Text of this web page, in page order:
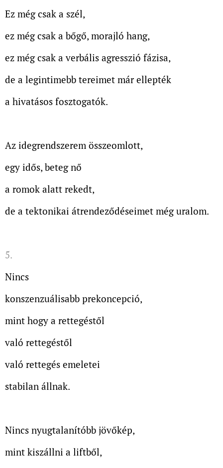
Ez még csak a szél,
ez még csak a bőgő, morajló hang,
ez még csak a verbális agresszió fázisa,
de a legintimebb tereimet már ellepték
a hivatásos fosztogatók.
Az idegrendszerem összeomlott,
egy idős, beteg nő
a romok alatt rekedt,
de a tektonikai átrendeződéseimet még uralom.
5.
Nincs
konszenzuálisabb prekoncepció,
mint hogy a rettegéstől
való rettegéstől
való rettegés emeletei
stabilan állnak.
Nincs nyugtalanítóbb jövőkép,
mint kiszállni a liftből,